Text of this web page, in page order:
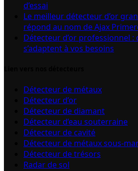
d’essai
Le meilleur détecteur d’or
répond au nom de Ajax
Détecteur d’or professionnel :
s’adaptent à vos besoins
Détecteur de métaux
Détecteur d’or
Détecteur de diamant
Détecteur d’eau souterraine
Détecteur de cavité
Détecteur de métaux sous-
Détecteur de trésors
Radar de sol